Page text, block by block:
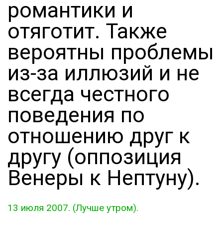
романтики и
отяготит. Также
вероятны проблемы
из-за иллюзий и не
всегда честного
поведения по
отношению друг к
другу (оппозиция
Венеры к Нептуну).
13 июля 2007. (Лучше утром).